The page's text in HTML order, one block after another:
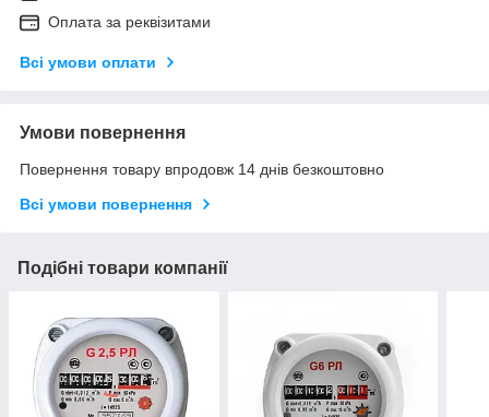
Оплата за реквізитами
Всі умови оплати
Умови повернення
Повернення товару впродовж 14 днів безкоштовно
Всі умови повернення
Подібні товари компанії